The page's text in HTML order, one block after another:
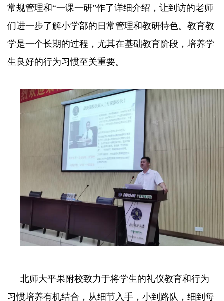
常规管理和“一课一研”作了详细介绍，让到访的老师
们进一步了解小学部的日常管理和教研特色。教育教
学是一个长期的过程，尤其在基础教育阶段，培养学
生良好的行为习惯至关重要。
北师大平果附校致力于将学生的礼仪教育和行为
习惯培养有机结合，从细节入手，小到路队，细到每